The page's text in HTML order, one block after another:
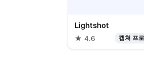
Lightshot
★ 4.6 캡쳐 프